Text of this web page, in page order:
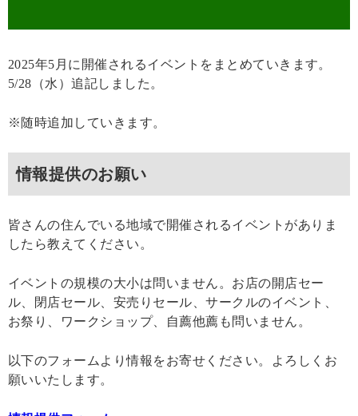
2025年5月に開催されるイベントをまとめていきます。
5/28（水）追記しました。
※随時追加していきます。
情報提供のお願い
皆さんの住んでいる地域で開催されるイベントがありま
したら教えてください。
イベントの規模の大小は問いません。お店の開店セー
ル、閉店セール、安売りセール、サークルのイベント、
お祭り、ワークショップ、自薦他薦も問いません。
以下のフォームより情報をお寄せください。よろしくお
願いいたします。